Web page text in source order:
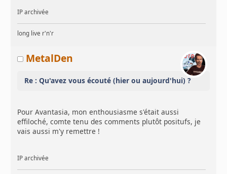
IP archivée
long live r'n'r
MetalDen
Re : Qu'avez vous écouté (hier ou aujourd'hui) ?
Pour Avantasia, mon enthousiasme s'était aussi
effiloché, comte tenu des comments plutôt positufs, je
vais aussi m'y remettre !
IP archivée